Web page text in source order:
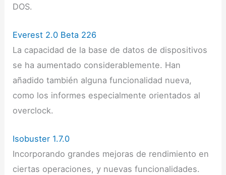
DOS.
Everest 2.0 Beta 226
La capacidad de la base de datos de dispositivos
se ha aumentado considerablemente. Han
añadido también alguna funcionalidad nueva,
como los informes especialmente orientados al
overclock.
Isobuster 1.7.0
Incorporando grandes mejoras de rendimiento en
ciertas operaciones, y nuevas funcionalidades.